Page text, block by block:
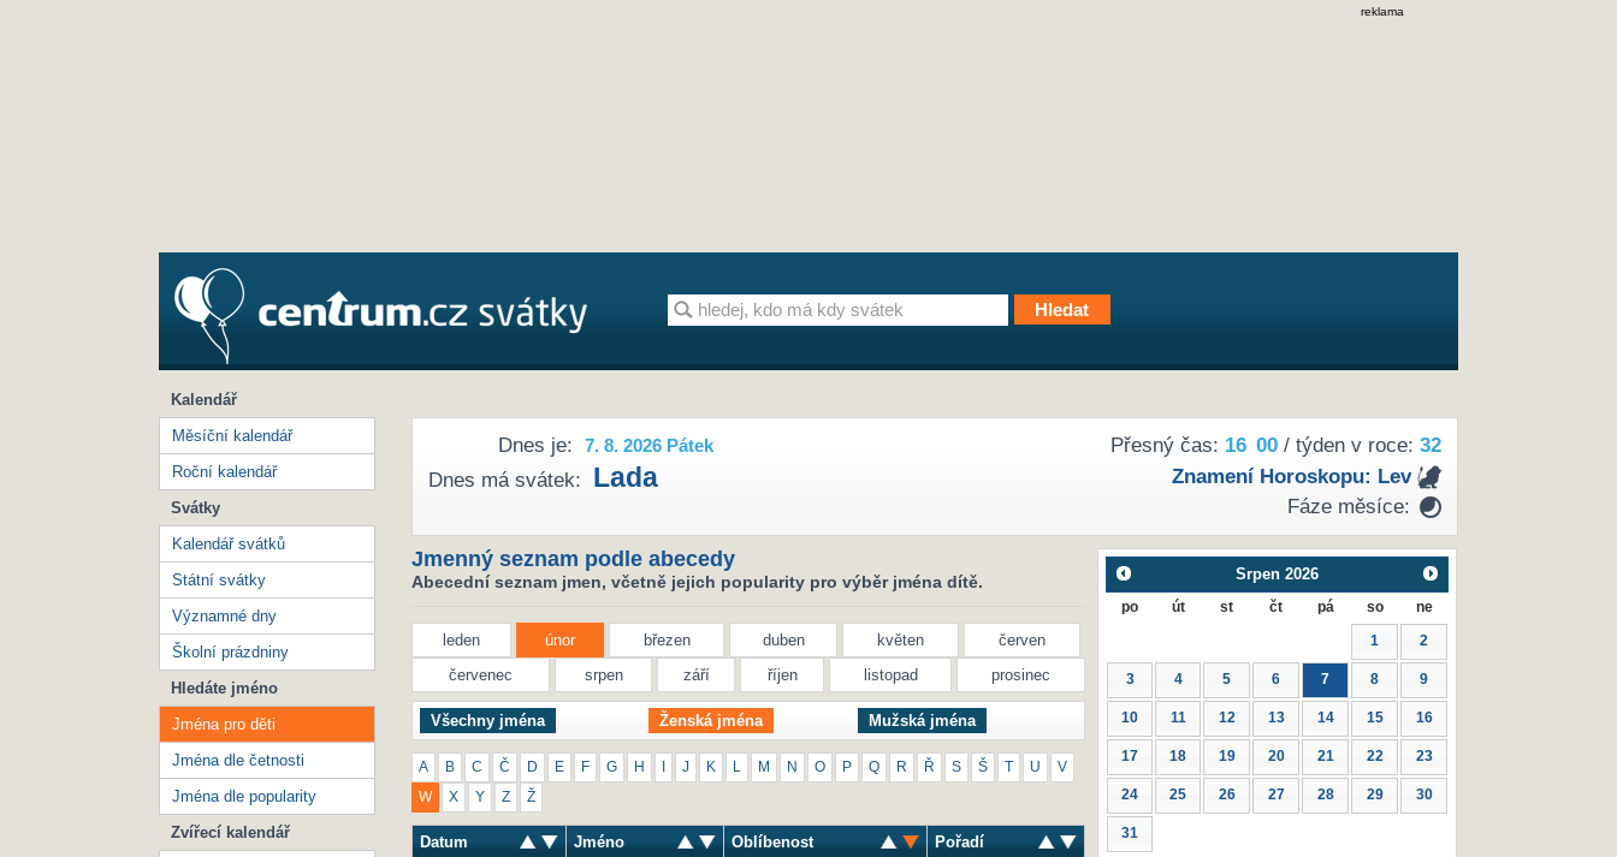
reklama
Přesný čas: 16 00/ týden v roce: 32
Znamení Horoskopu: Lev
Fáze měsíce:
Dnes je: 7. 8. 2026 Pátek
Dnes má svátek: Lada
Jmenný seznam podle abecedy
Abecední seznam jmen, včetně jejich popularity pro výběr jména dítě.
leden únor březen duben květen
červen
červenec
srpen září říjen listopad prosinec
Všechny jména Ženská jména Mužská jména
A B C Č D E F G H J K M N O P Q R Ř S Š U V
W X Y Z Ž
Datum Jméno Oblíbenost
Pořadí
Srpen 2026
po út st čt pá so ne
1 2
3 4 5 6 7 8 9
10 11 12 13 14 15 16
17 18 19 20 21 22 23
24 25 26 27 28 29 30
31
Kalendář
Měsíční kalendář
Roční kalendář
Svátky
Kalendář svátků
Státní svátky
Významné dny
Školní prázdniny
Hledáte jméno
Jména pro děti
Jména dle četnosti
Jména dle popularity
Zvířecí kalendář